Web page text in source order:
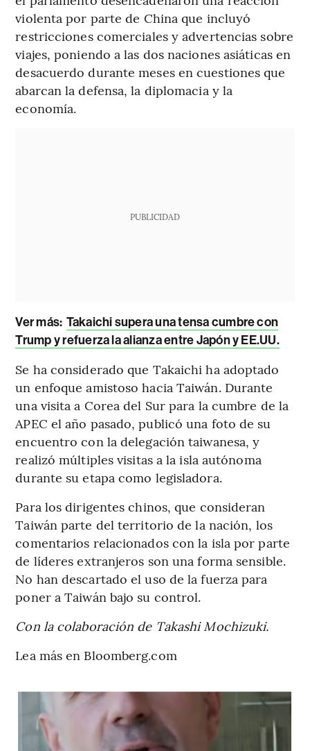
violenta por parte de China que incluyó
restricciones comerciales y advertencias sobre
viajes, poniendo a las dos naciones asiáticas en
desacuerdo durante meses en cuestiones que
abarcan la defensa, la diplomacia y la
economía.
PUBLICIDAD
Ver más: Takaichi supera una tensa cumbre con
Trump y refuerza la alianza entre Japón y EE.UU.
Se ha considerado que Takaichi ha adoptado
un enfoque amistoso hacia Taiwán. Durante
una visita a Corea del Sur para la cumbre de la
APEC el año pasado, publicó una foto de su
encuentro con la delegación taiwanesa, y
realizó múltiples visitas a la isla autónoma
durante su etapa como legisladora.
Para los dirigentes chinos, que consideran
Taiwán parte del territorio de la nación, los
comentarios relacionados con la isla por parte
de líderes extranjeros son una forma sensible.
No han descartado el uso de la fuerza para
poner a Taiwán bajo su control.
Con la colaboración de Takashi Mochizuki.
Lea más en Bloomberg.com